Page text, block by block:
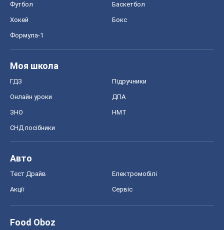
Футбол Баскетбол
Хокей Бокс
Формула-1
Моя школа
ГДЗ Підручники
Онлайн уроки ДПА
ЗНО НМТ
СНД посібники
Авто
Тест Драйв Електромобілі
Акції Сервіс
Food Oboz